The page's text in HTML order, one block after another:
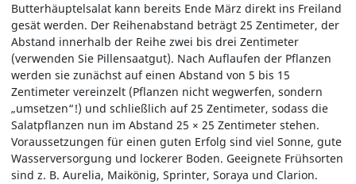
Butterhäuptelsalat kann bereits Ende März direkt ins Freiland
gesät werden. Der Reihenabstand beträgt 25 Zentimeter, der
Abstand innerhalb der Reihe zwei bis drei Zentimeter
(verwenden Sie Pillensaatgut). Nach Auflaufen der Pflanzen
werden sie zunächst auf einen Abstand von 5 bis 15
Zentimeter vereinzelt (Pflanzen nicht wegwerfen, sondern
„umsetzen“!) und schließlich auf 25 Zentimeter, sodass die
Salatpflanzen nun im Abstand 25 × 25 Zentimeter stehen.
Voraussetzungen für einen guten Erfolg sind viel Sonne, gute
Wasserversorgung und lockerer Boden. Geeignete Frühsorten
sind z. B. Aurelia, Maikönig, Sprinter, Soraya und Clarion.